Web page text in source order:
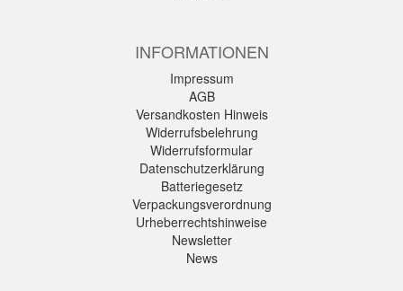
INFORMATIONEN
Impressum
AGB
Versandkosten Hinweis
Widerrufsbelehrung
Widerrufsformular
Datenschutzerklärung
Batteriegesetz
Verpackungsverordnung
Urheberrechtshinweise
Newsletter
News